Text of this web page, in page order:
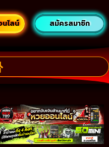
ไลน์ สมัครสมาชิก